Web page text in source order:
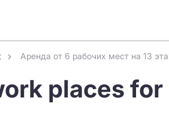
Аренда от 6 рабочих мест на 13
places